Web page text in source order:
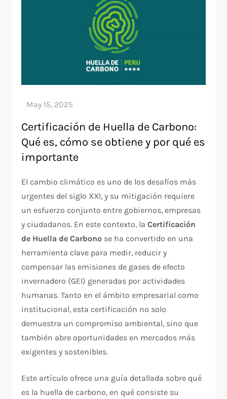
Certificación de Huella de Carbono:
Qué es, cómo se obtiene y por qué es
importante
El cambio climático es uno de los desafíos más
urgentes del siglo XXI, y su mitigación requiere
un esfuerzo conjunto entre gobiernos, empresas
y ciudadanos. En este contexto, laCertificación
de Huella de Carbono se ha convertido en una
herramienta clave para medir, reducir y
compensar las emisiones de gases de efecto
invernadero (GEI) generadas por actividades
humanas. Tanto en el ámbito empresarial como
institucional, esta certificación no solo
demuestra un compromiso ambiental, sino que
también abre oportunidades en mercados más
exigentes y sostenibles.
Este artículo ofrece una guía detallada sobre qué
es la huella de carbono, en qué consiste su